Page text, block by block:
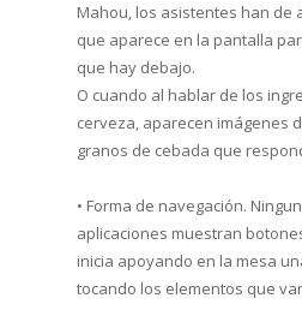
Mahou, los asistentes han de
que aparece en la pantalla
que hay debajo.
O cuando al hablar de los
cerveza, aparecen imágenes
granos de cebada que
• Forma de navegación.
aplicaciones muestran
inicia apoyando en la mesa
tocando los elementos que